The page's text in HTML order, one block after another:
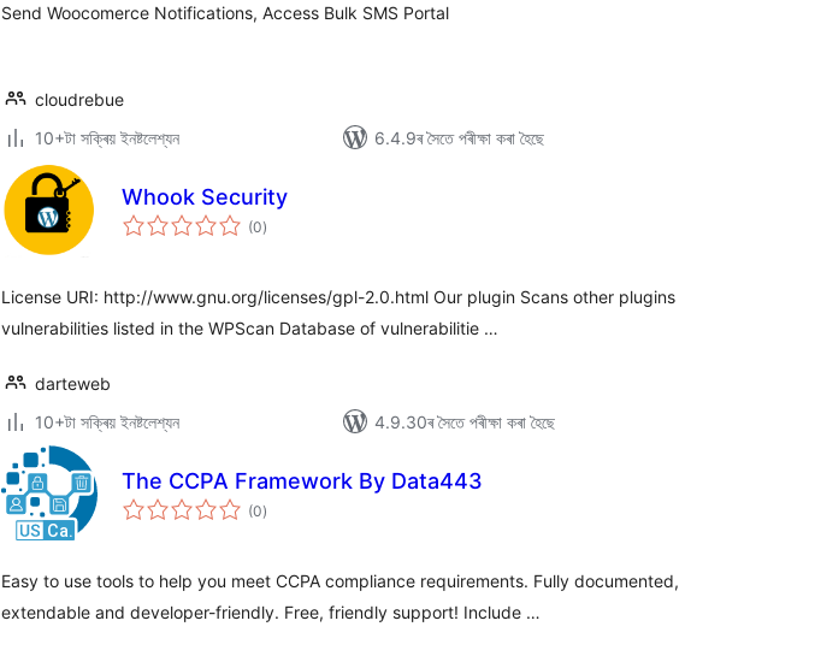
Send Woocomerce Notifications, Access Bulk SMS Portal
cloudrebue
10+টা সক্ৰিয় ইনষ্টলেশ্যন
6.4.9ৰ সৈতে পৰীক্ষা কৰা হৈছে
Whook Security
(0টা
মুঠ)
License URI: http://www.gnu.org/licenses/gpl-2.0.html Our plugin Scans other plugins
vulnerabilities listed in the WPScan Database of vulnerabilitie …
darteweb
10+টা সক্ৰিয় ইনষ্টলেশ্যন
4.9.30ৰ সৈতে পৰীক্ষা কৰা হৈছে
The CCPA Framework By Data443
(0টা
মুঠ)
Easy to use tools to help you meet CCPA compliance requirements. Fully documented,
extendable and developer-friendly. Free, friendly support! Include …